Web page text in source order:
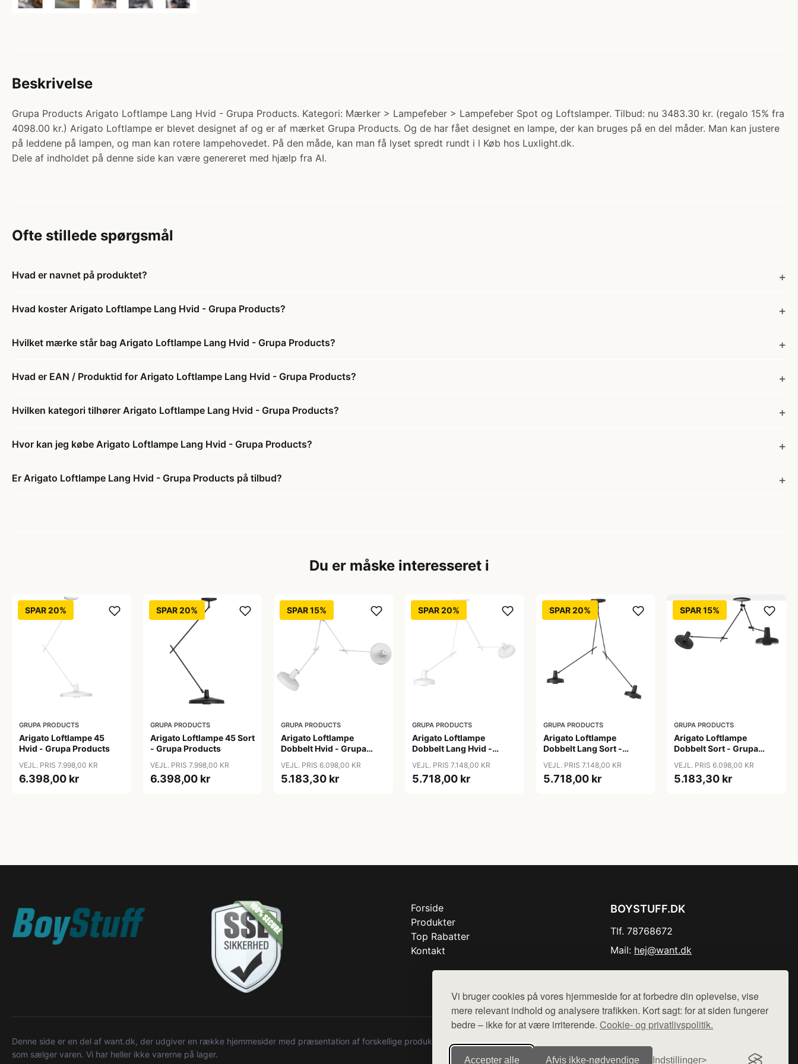
Vi bruger cookies på vores hjemmeside for at forbedre din oplevelse, vise
mere relevant indhold og analysere trafikken. Kort sagt: for at siden fungerer
bedre – ikke for at være irriterende. Cookie- og privatlivspolitik.
Accepter alle Afvis ikke‑nødvendige Indstillinger
Beskrivelse
Grupa Products Arigato Loftlampe Lang Hvid - Grupa Products. Kategori: Mærker > Lampefeber > Lampefeber Spot og Loftslamper. Tilbud: nu 3483.30 kr. (regalo 15% fra
4098.00 kr.) Arigato Loftlampe er blevet designet af og er af mærket Grupa Products. Og de har fået designet en lampe, der kan bruges på en del måder. Man kan justere
på leddene på lampen, og man kan rotere lampehovedet. På den måde, kan man få lyset spredt rundt i l Køb hos Luxlight.dk.
Dele af indholdet på denne side kan være genereret med hjælp fra AI.
Ofte stillede spørgsmål
Hvad er navnet på produktet?
Hvad koster Arigato Loftlampe Lang Hvid - Grupa Products?
Hvilket mærke står bag Arigato Loftlampe Lang Hvid - Grupa Products?
Hvad er EAN / Produktid for Arigato Loftlampe Lang Hvid - Grupa Products?
Hvilken kategori tilhører Arigato Loftlampe Lang Hvid - Grupa Products?
Hvor kan jeg købe Arigato Loftlampe Lang Hvid - Grupa Products?
Er Arigato Loftlampe Lang Hvid - Grupa Products på tilbud?
Du er måske interesseret i
SPAR 20%
GRUPA PRODUCTS
Arigato Loftlampe 45
Hvid - Grupa Products
VEJL. PRIS 7.998,00 KR
6.398,00 kr
SPAR 20%
GRUPA PRODUCTS
Arigato Loftlampe 45 Sort
- Grupa Products
VEJL. PRIS 7.998,00 KR
6.398,00 kr
SPAR 15%
GRUPA PRODUCTS
Arigato Loftlampe
Dobbelt Hvid - Grupa
VEJL. PRIS 6.098,00 KR
5.183,30 kr
SPAR 20%
GRUPA PRODUCTS
Arigato Loftlampe
Dobbelt Lang Hvid -
VEJL. PRIS 7.148,00 KR
5.718,00 kr
SPAR 20%
GRUPA PRODUCTS
Arigato Loftlampe
Dobbelt Lang Sort -
VEJL. PRIS 7.148,00 KR
5.718,00 kr
SPAR 15%
GRUPA PRODUCTS
Arigato Loftlampe
Dobbelt Sort - Grupa
VEJL. PRIS 6.098,00 KR
5.183,30 kr
Forside
Produkter
Top Rabatter
Kontakt
BOYSTUFF.DK
Tlf. 78768672
Mail: hej@want.dk
Denne side er en del af want.dk, der udgiver en række hjemmesider med præsentation af forskellige produkter fra diverse webshops. Der sælges ikke varer fra denne side - vi henviser til de shops,
som sælger varen. Vi har heller ikke varerne på lager.